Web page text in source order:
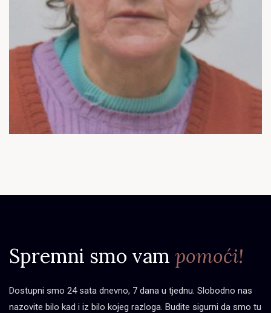
Spremni smo vam pomoći!
Dostupni smo 24 sata dnevno, 7 dana u tjednu. Slobodno nas
nazovite bilo kad i iz bilo kojeg razloga. Budite sigurni da smo tu